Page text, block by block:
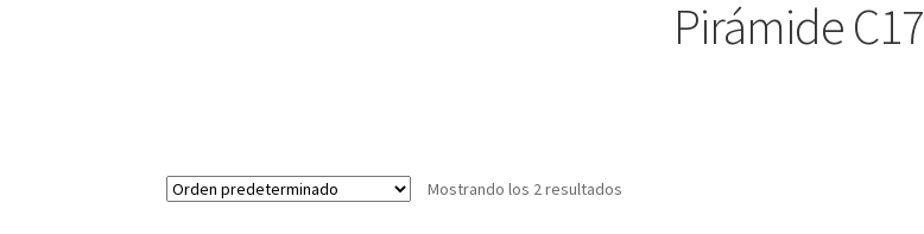
Pirámide C17
Mostrando los 2 resultados